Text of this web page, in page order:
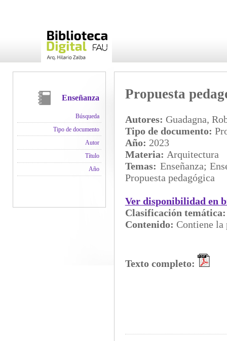
Enseñanza
Búsqueda
Tipo de documento
Autor
Título
Año
Propuesta
Autores: Guadagna,
Tipo de documento:
Año: 2023
Materia: Arquitectura
Temas: Enseñanza;
Propuesta pedagógica
Ver disponibilidad en
Clasificación
Contenido: Contiene la
Texto completo: